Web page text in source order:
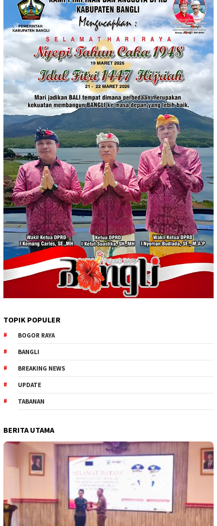
TOPIK POPULER
BOGOR RAYA
BANGLI
BREAKING NEWS
UPDATE
TABANAN
BERITA UTAMA